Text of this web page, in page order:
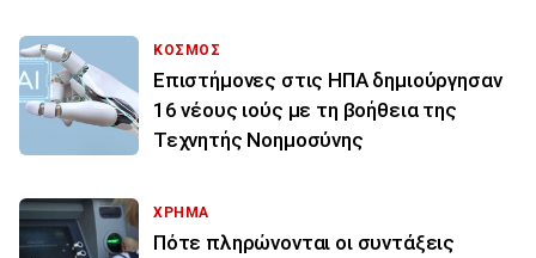
ΚΟΣΜΟΣ
Επιστήμονες στις ΗΠΑ δημιούργησαν
16 νέους ιούς με τη βοήθεια της
Τεχνητής Νοημοσύνης
ΧΡΗΜΑ
Πότε πληρώνονται οι συντάξεις